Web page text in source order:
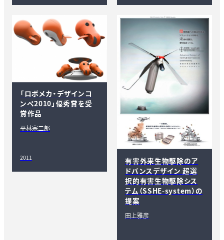
「ロボメカ・デザインコ
ンペ2010」優秀賞を受
賞作品
平林宗二郎
2011
有害外来生物駆除のア
ドバンスデザイン 超選
択的有害生物駆除シス
テム（SSHE-system）の
提案
田上雅彦